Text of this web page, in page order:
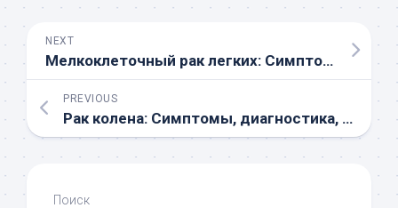
NEXT
Мелкоклеточный рак легких: Симптомы, Диагностика и Лечение | Онкоцентр Москва
PREVIOUS
Рак колена: Симптомы, диагностика, лечение и профилактика – Полное руководство
Поиск